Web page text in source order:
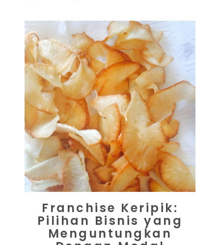
Franchise Keripik:
Pilihan Bisnis yang
Menguntungkan